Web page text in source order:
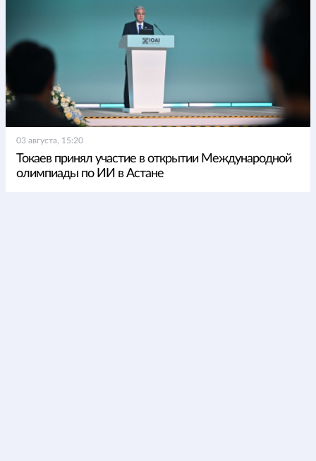
03 августа, 15:20
Токаев принял участие в открытии Международной
олимпиады по ИИ в Астане